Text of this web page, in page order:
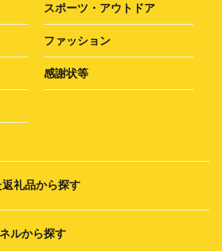
スポーツ・アウトドア
ファッション
感謝状等
礼品から探す
ルから探す